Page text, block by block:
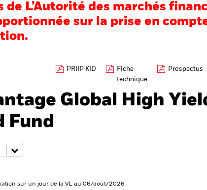
L’Autorité des marchés
sur la prise en
PRIIP KID
Fiche
technique
Prospectus
Global High
Fund
sur un jour de la VL au 06/août/2026